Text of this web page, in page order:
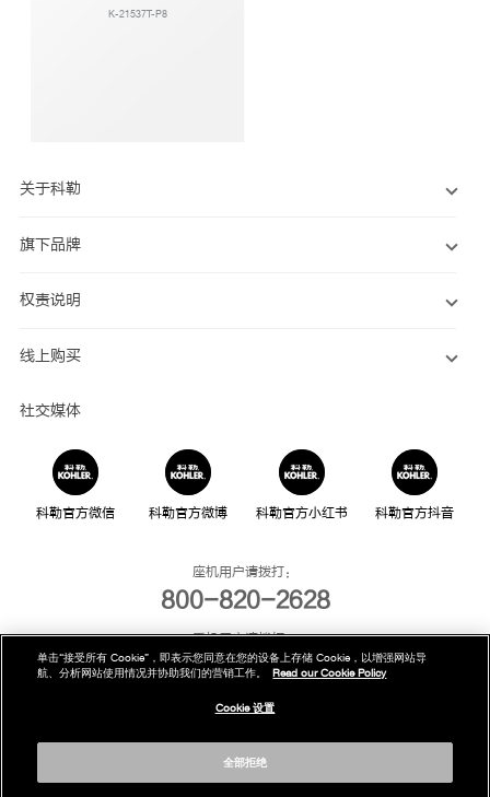
K-21537T-P8
关于科勒
旗下品牌
权责说明
线上购买
社交媒体
科勒官方微信 科勒官方微博 科勒官方小红书 科勒官方抖音
座机用户请拨打：
800-820-2628
手机用户请拨打：
400-820-2628
我们的电话服务时间为：
单击“接受所有 Cookie”，即表示您同意在您的设备上存储 Cookie，以增强网站导
航、分析网站使用情况并协助我们的营销工作。
Read our Cookie Policy
Cookie 设置
全部拒绝